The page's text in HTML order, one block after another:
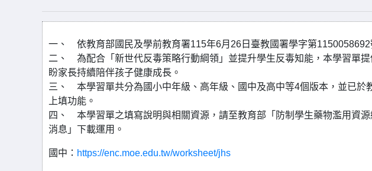
一、 依教育部國民及學前教育署115年6月26日臺教國署學字第1150058692
二、 為配合「新世代反毒策略行動綱領」並提升學生反毒知能，本學習單
盼家長持續陪伴孩子健康成長。
三、 本學習單共分為國小中年級、高年級、國中及高中等4個版本，並已於
上填功能。
四、 本學習單之填寫說明與相關資源，請至教育部「防制學生藥物濫用資
消息」下載運用。
國中： https://enc.moe.edu.tw/worksheet/jhs